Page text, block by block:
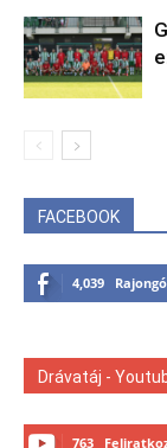
FACEBOOK
4,039
Drávatáj -
763